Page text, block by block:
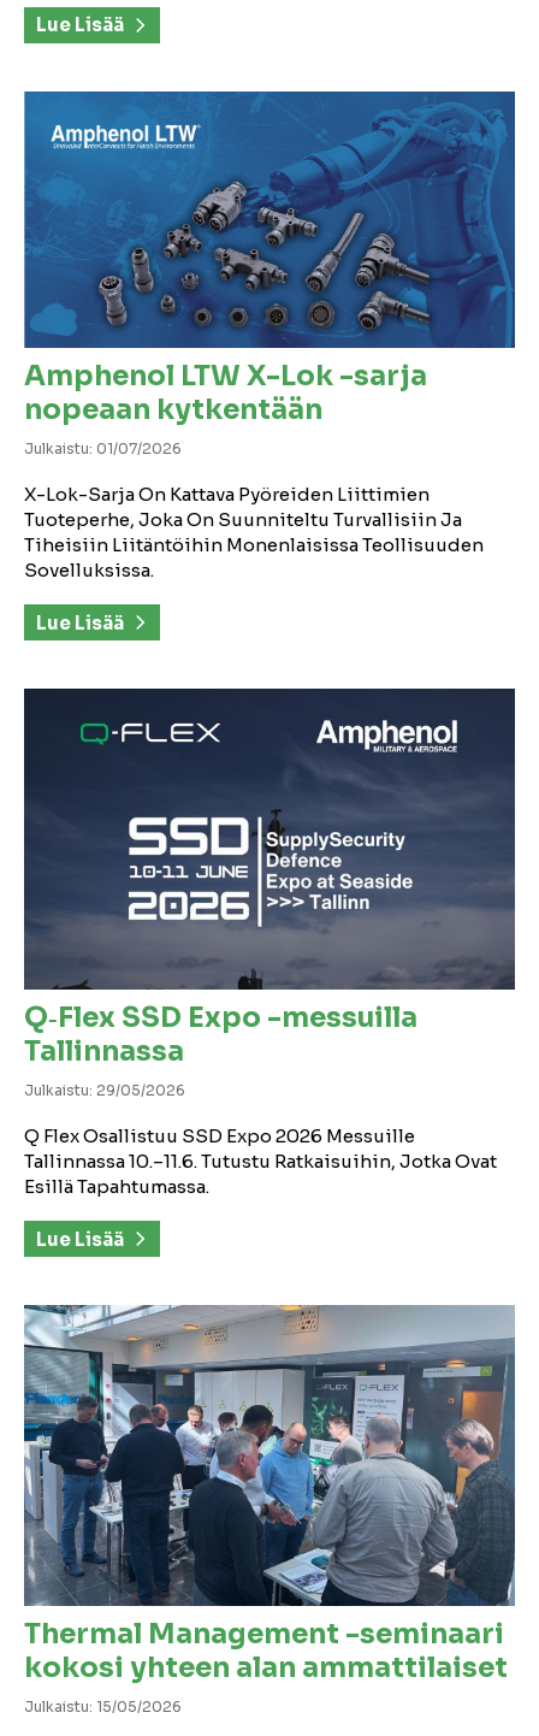
Lue Lisää
Amphenol LTW X-Lok -sarja
nopeaan kytkentään
Julkaistu: 01/07/2026
X-Lok-Sarja On Kattava Pyöreiden Liittimien
Tuoteperhe, Joka On Suunniteltu Turvallisiin Ja
Tiheisiin Liitäntöihin Monenlaisissa Teollisuuden
Sovelluksissa.
Lue Lisää
Q‑Flex SSD Expo -messuilla
Tallinnassa
Julkaistu: 29/05/2026
Q Flex Osallistuu SSD Expo 2026 Messuille
Tallinnassa 10.–11.6. Tutustu Ratkaisuihin, Jotka Ovat
Esillä Tapahtumassa.
Lue Lisää
Thermal Management -seminaari
kokosi yhteen alan ammattilaiset
Julkaistu: 15/05/2026